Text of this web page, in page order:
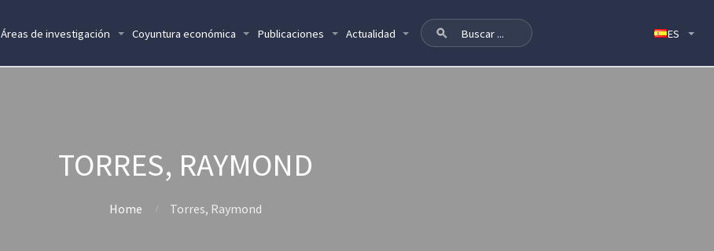
Áreas de investigación Coyuntura económica Publicaciones Actualidad
TORRES, RAYMOND
Home Torres, Raymond